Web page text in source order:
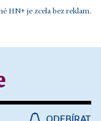
HN+ je zcela bez reklam.
ODEBÍRAT